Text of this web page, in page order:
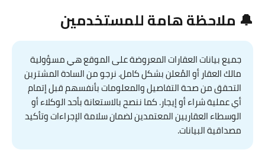
🔔 ملاحظة هامة للمستخدمين
جميع بيانات العقارات المعروضة على الموقع هي مسؤولية
مالك العقار أو المُعلن بشكل كامل. نرجو من السادة المشترين
التحقق من صحة التفاصيل والمعلومات بأنفسهم قبل إتمام
أي عملية شراء أو إيجار. كما ننصح بالاستعانة بأحد الوكلاء أو
الوسطاء العقاريين المعتمدين لضمان سلامة الإجراءات وتأكيد
مصداقية البيانات.